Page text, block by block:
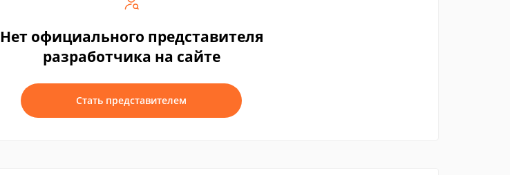
Нет официального представителя
разработчика на сайте
Стать представителем